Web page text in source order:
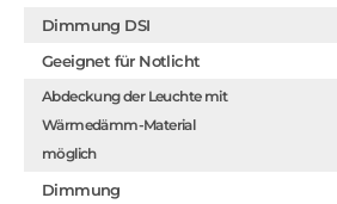
Dimmung DSI
Geeignet für Notlicht
Abdeckung der Leuchte mit
Wärmedämm-Material
möglich
Dimmung